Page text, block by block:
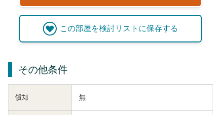
この部屋を検討リストに保存する
その他条件
償却 無